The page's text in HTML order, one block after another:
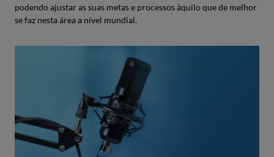
podendo ajustar as suas metas e processos àquilo que de melhor
se faz nesta área a nível mundial.